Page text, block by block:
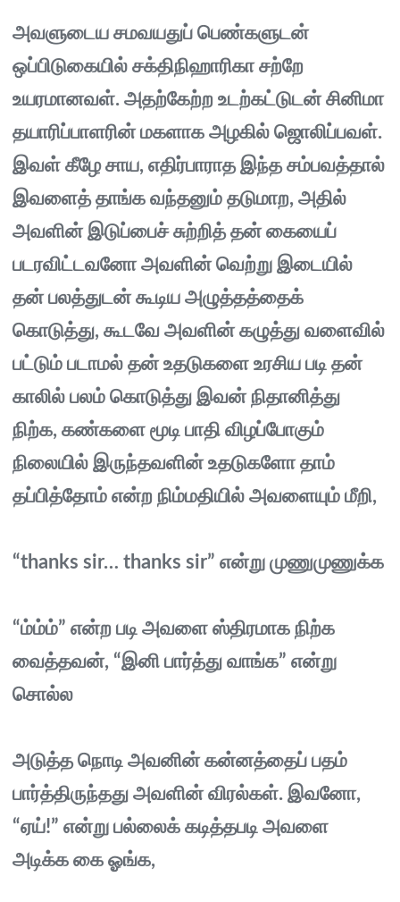
அவளுடைய சமவயதுப் பெண்களுடன்
ஒப்பிடுகையில் சக்திநிஹாரிகா சற்றே
உயரமானவள். அதற்கேற்ற உடற்கட்டுடன் சினிமா
தயாரிப்பாளரின் மகளாக அழகில் ஜொலிப்பவள்.
இவள் கீழே சாய, எதிர்பாராத இந்த சம்பவத்தால்
இவளைத் தாங்க வந்தனும் தடுமாற, அதில்
அவளின் இடுப்பைச் சுற்றித் தன் கையைப்
படரவிட்டவனோ அவளின் வெற்று இடையில்
தன் பலத்துடன் கூடிய அழுத்தத்தைக்
கொடுத்து, கூடவே அவளின் கழுத்து வளைவில்
பட்டும் படாமல் தன் உதடுகளை உரசிய படி தன்
காலில் பலம் கொடுத்து இவன் நிதானித்து
நிற்க, கண்களை மூடி பாதி விழப்போகும்
நிலையில் இருந்தவளின் உதடுகளோ தாம்
தப்பித்தோம் என்ற நிம்மதியில் அவளையும் மீறி,
“thanks sir… thanks sir” என்று முணுமுணுக்க
“ம்ம்ம்” என்ற படி அவளை ஸ்திரமாக நிற்க
வைத்தவன், “இனி பார்த்து வாங்க” என்று
சொல்ல
அடுத்த நொடி அவனின் கன்னத்தைப் பதம்
பார்த்திருந்தது அவளின் விரல்கள். இவனோ,
“ஏய்!” என்று பல்லைக் கடித்தபடி அவளை
அடிக்க கை ஓங்க,